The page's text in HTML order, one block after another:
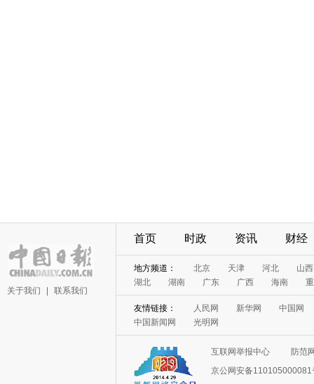
关于我们 联系我们
首页 时政 资讯 财经
地方频道： 北京 天津 河北
山西
湖北
湖南 广东 广西 海南
友情链接： 人民网 新华网
中国网
中国新闻网
光明网
互联网举报中心
防范
京公网安备110105000081